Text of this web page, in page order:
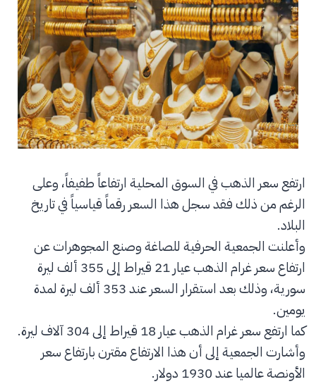
ارتفع سعر الذهب في السوق المحلية ارتفاعاً طفيفاً، وعلى
الرغم من ذلك فقد سجل هذا السعر رقماً قياسياً في تاريخ
البلاد.
وأعلنت الجمعية الحرفية للصاغة وصنع المجوهرات عن
ارتفاع سعر غرام الذهب عيار 21 قيراط إلى 355 ألف ليرة
سورية، وذلك بعد استقرار السعر عند 353 ألف ليرة لمدة
يومين.
كما ارتفع سعر غرام الذهب عيار 18 قيراط إلى 304 آلاف ليرة.
وأشارت الجمعية إلى أن هذا الارتفاع مقترن بارتفاع سعر
الأونصة عالميا عند 1930 دولار.